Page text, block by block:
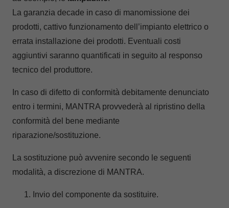
La garanzia decade in caso di manomissione dei
prodotti, cattivo funzionamento dell’impianto elettrico o
errata installazione dei prodotti. Eventuali costi
aggiuntivi saranno quantificati in seguito al responso
tecnico del produttore.
In caso di difetto di conformità debitamente denunciato
entro i termini, MANTRA provvederà al ripristino della
conformità del bene mediante
riparazione/sostituzione.
La sostituzione può avvenire secondo le seguenti
modalità, a discrezione di MANTRA.
Invio del componente da sostituire.